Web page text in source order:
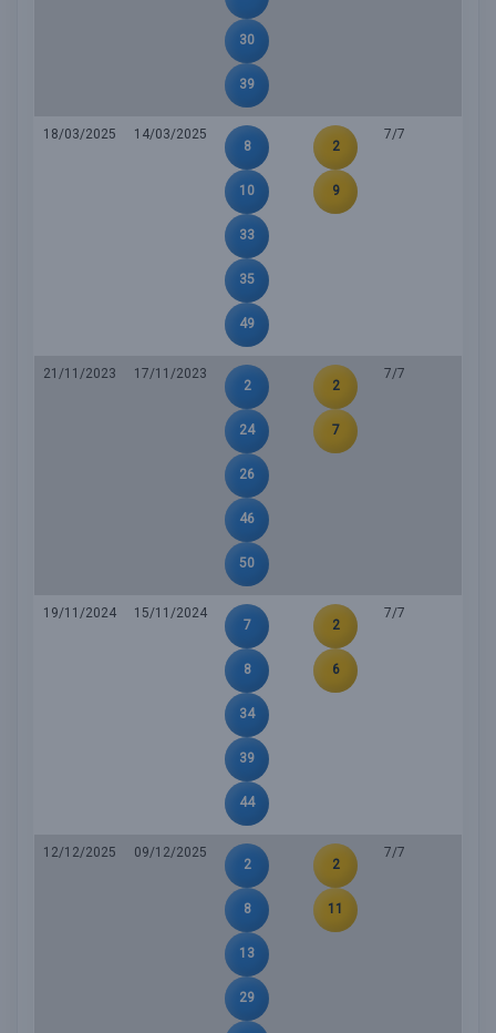
30
39
18/03/2025
14/03/2025
8
10
33
35
49
2
9
7/7
21/11/2023
17/11/2023
2
24
26
46
50
2
7
7/7
19/11/2024
15/11/2024
7
8
34
39
44
2
6
7/7
12/12/2025
09/12/2025
2
8
13
29
2
11
7/7